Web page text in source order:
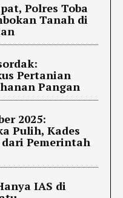
Polres Toba
Tanah di
Pertanian
Pangan
2025:
Pulih, Kades
Pemerintah
IAS di